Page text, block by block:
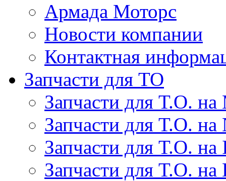
Армада Моторс
Новости компании
Контактная
Запчасти для ТО
Запчасти для Т.О. на
Запчасти для Т.О. на
Запчасти для Т.О.
Запчасти для Т.О. на